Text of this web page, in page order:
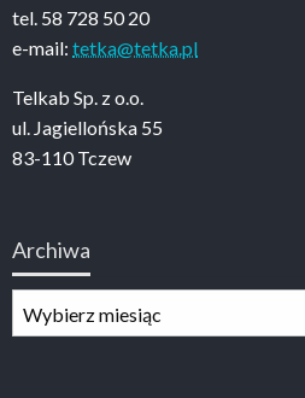
tel. 58 728 50 20
e-mail: tetka@tetka.pl
Telkab Sp. z o.o.
ul. Jagiellońska 55
83-110 Tczew
Archiwa